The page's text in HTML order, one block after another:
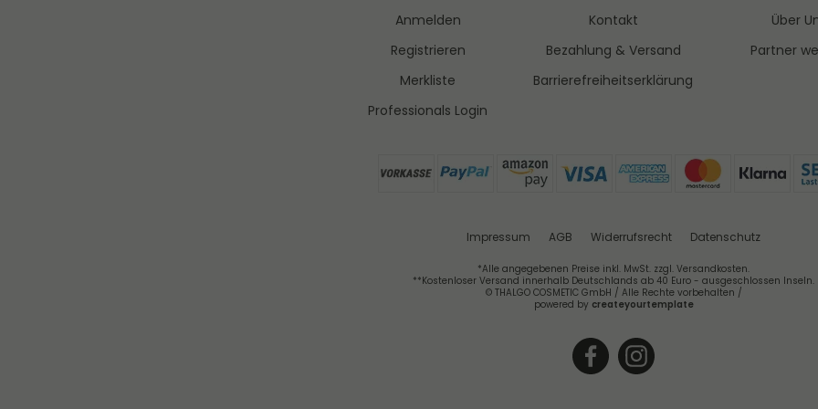
Anmelden
Registrieren
Merkliste
Professionals Login
Kontakt
Bezahlung & Versand
Barrierefreiheitserklärung
Über
Partner
Impressum AGB Widerrufsrecht Datenschutz
*Alle angegebenen Preise inkl. MwSt. zzgl. Versandkosten.
**Kostenloser Versand innerhalb Deutschlands ab 40 Euro - ausgeschlossen Inseln.
© THALGO COSMETIC GmbH / Alle Rechte vorbehalten /
powered by createyourtemplate